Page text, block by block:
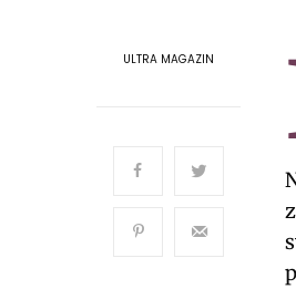
ULTRA MAGAZIN